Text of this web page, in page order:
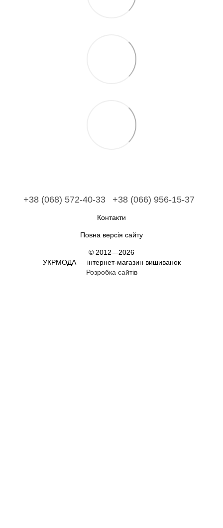
+38 (068) 572-40-33 +38 (066) 956-15-37
Контакти
Повна версія сайту
© 2012—2026
УКРМОДА — інтернет-магазин вишиванок
Розробка сайтів